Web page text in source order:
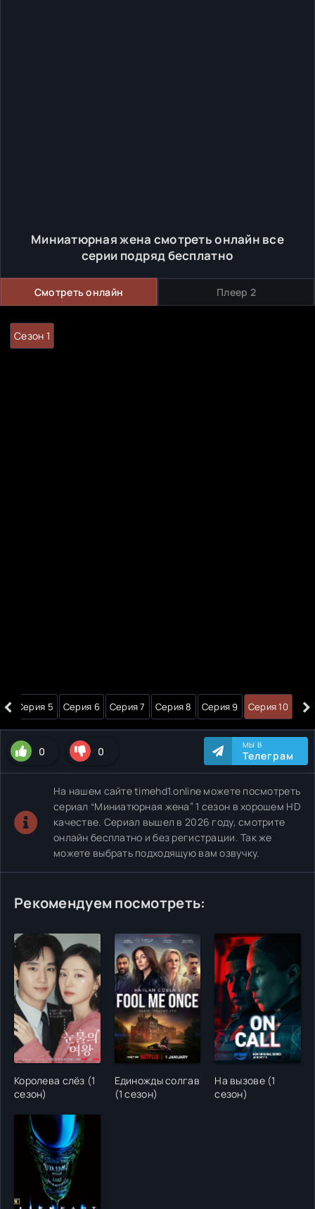
Миниатюрная жена смотреть онлайн все
серии подряд бесплатно
Смотреть онлайн Плеер 2
Сезон 1
‹ Серия 5 Серия 6 Серия 7 Серия 8 Серия 9 Серия 10 ›
0 0 МЫ В
Телеграм
На нашем сайте timehd1.online можете посмотреть
сериал “Миниатюрная жена” 1 сезон в хорошем HD
качестве. Сериал вышел в 2026 году, смотрите
онлайн бесплатно и без регистрации. Так же
можете выбрать подходящую вам озвучку.
Рекомендуем посмотреть:
Королева слёз (1
сезон)
Единожды солгав
(1 сезон)
На вызове (1
сезон)